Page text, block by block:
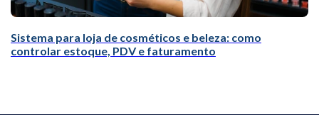
Sistema para loja de cosméticos e beleza: como
controlar estoque, PDV e faturamento